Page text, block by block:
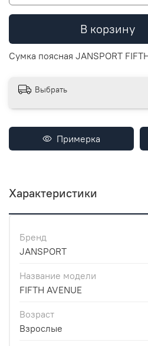
В корзину
Сумка поясная JANSPORT
Выбрать
Примерка
Характеристики
Бренд
JANSPORT
Название модели
FIFTH AVENUE
Возраст
Взрослые